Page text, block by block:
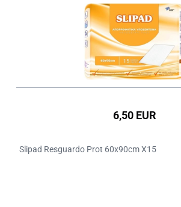
6,50 EUR
Slipad Resguardo Prot 60x90cm X15